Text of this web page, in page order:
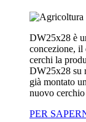
DW25x28 è
concezione,
cerchi la
DW25x28 su
già montato
nuovo
PER